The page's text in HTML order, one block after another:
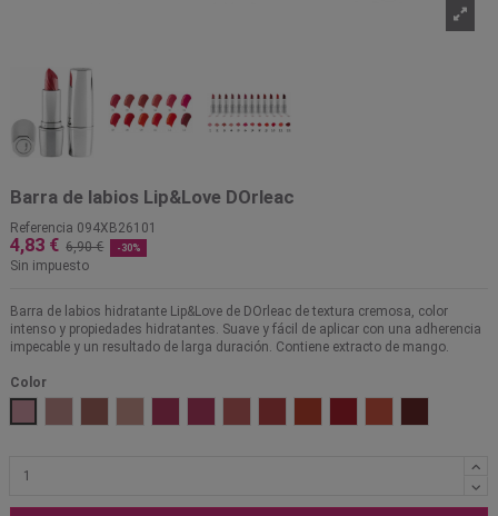
Barra de labios Lip&Love DOrleac
Referencia 094XB26101
4,83 € 6,90 € -30%
Sin impuesto
Barra de labios hidratante Lip&Love de DOrleac de textura cremosa, color
intenso y propiedades hidratantes. Suave y fácil de aplicar con una adherencia
impecable y un resultado de larga duración. Contiene extracto de mango.
Color